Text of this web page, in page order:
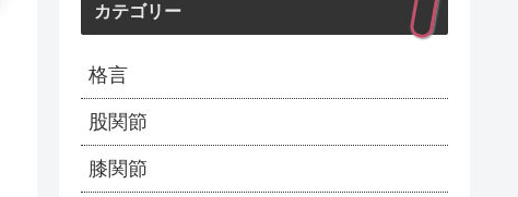
カテゴリー
格言
股関節
膝関節